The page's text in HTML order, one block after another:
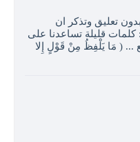
تعليق وتذكر ان
كلمات قليلة تساعدنا على
... ( مَا يَلْفِظُ مِنْ قَوْلٍ إِلا